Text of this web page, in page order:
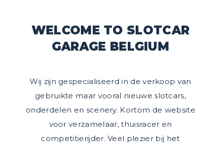
WELCOME TO SLOTCAR
GARAGE BELGIUM
Wij zijn gespecialiseerd in de verkoop van
gebruikte maar vooral nieuwe slotcars,
onderdelen en scenery. Kortom de website
voor verzamelaar, thuisracer en
competitierijder. Veel plezier bij het